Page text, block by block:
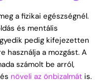
a fizikai egészségnél.
és mentális
pedig kifejezetten
használja a mozgást. A
számolt be arról,
növeli az önbizalmát is.